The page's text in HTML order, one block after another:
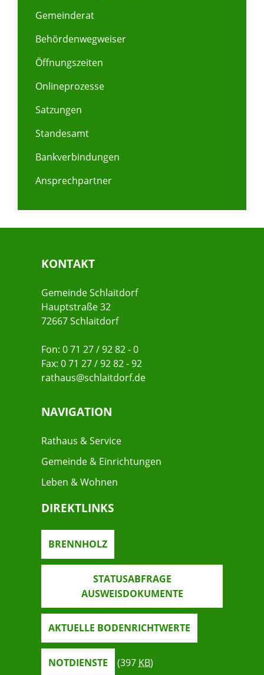
Gemeinderat
Behördenwegweiser
Öffnungszeiten
Onlineprozesse
Satzungen
Standesamt
Bankverbindungen
Ansprechpartner
KONTAKT
Gemeinde Schlaitdorf
Hauptstraße 32
72667 Schlaitdorf
Fon: 0 71 27 / 92 82 - 0
Fax: 0 71 27 / 92 82 - 92
rathaus@schlaitdorf.de
NAVIGATION
Rathaus & Service
Gemeinde & Einrichtungen
Leben & Wohnen
DIREKTLINKS
BRENNHOLZ
STATUSABFRAGE
AUSWEISDOKUMENTE
AKTUELLE BODENRICHTWERTE
NOTDIENSTE (397 KB)